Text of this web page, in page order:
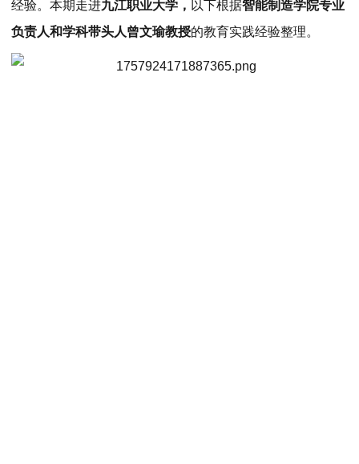
经验。本期走进九江职业大学 ， 以下根据智能制造学院专业
负责人和学科带头人曾文瑜教授的教育实践经验整理。